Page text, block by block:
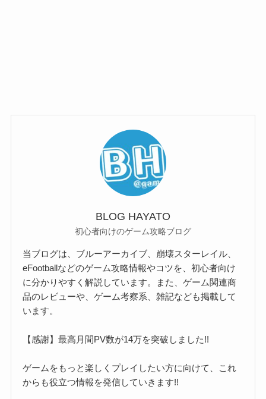
BLOG HAYATO
初心者向けのゲーム攻略ブログ
当ブログは、ブルーアーカイブ、崩壊スターレイル、
eFootballなどのゲーム攻略情報やコツを、初心者向け
に分かりやすく解説しています。また、ゲーム関連商
品のレビューや、ゲーム考察系、雑記なども掲載して
います。
【感謝】最高月間PV数が14万を突破しました!!
ゲームをもっと楽しくプレイしたい方に向けて、これ
からも役立つ情報を発信していきます!!